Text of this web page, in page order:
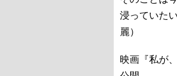
浸っていた
麗）
映画『私が